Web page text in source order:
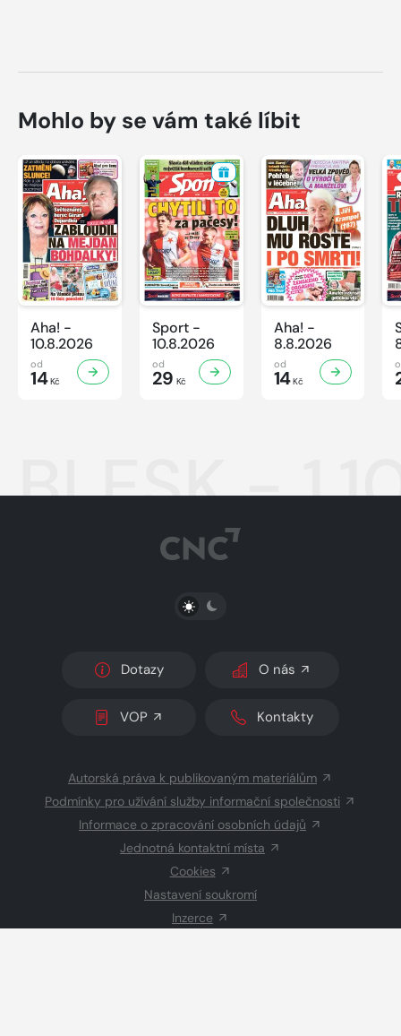
Mohlo by se vám také líbit
Aha! -
10.8.2026
od
14Kč
Sport -
10.8.2026
od
29 Kč
Aha! -
8.8.2026
od
14Kč
BLESK -
PŘEPNOUT SVĚTLÝ/TMAVÝ REŽIM
Dotazy O nás
VOP Kontakty
Autorská práva k publikovaným materiálům
Podmínky pro užívání služby informační společnosti
Informace o zpracování osobních údajů
Jednotná kontaktní místa
Cookies
Nastavení soukromí
Inzerce